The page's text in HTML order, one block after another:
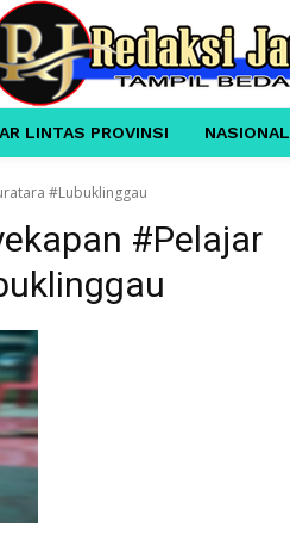
LINTAS PROVINSI NASIONAL
#Lubuklinggau
#Pelajar